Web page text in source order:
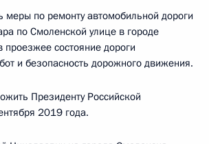
меры по ремонту автомобильной дороги
по Смоленской улице в городе
проезжее состояние дороги
и безопасность дорожного движения.
Президенту Российской
2019 года.